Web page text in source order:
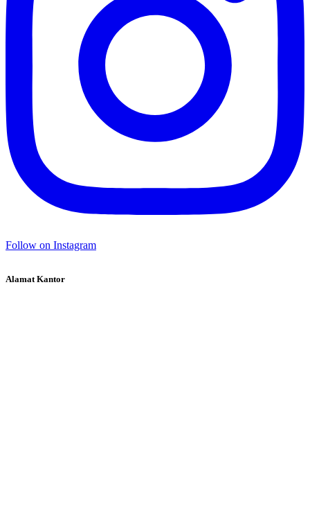
Follow on Instagram
Alamat Kantor